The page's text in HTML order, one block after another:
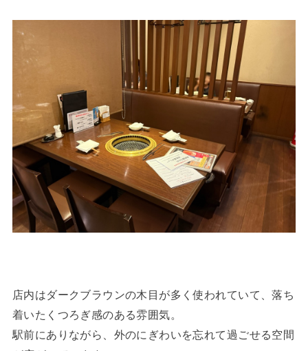
店内はダークブラウンの木目が多く使われていて、落ち
着いたくつろぎ感のある雰囲気。
駅前にありながら、外のにぎわいを忘れて過ごせる空間